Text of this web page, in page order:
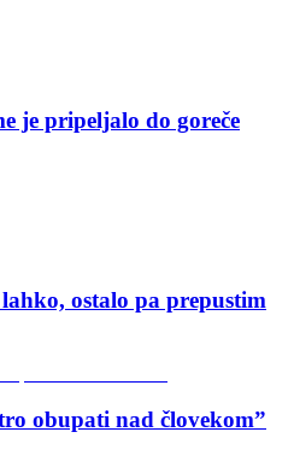
je pripeljalo do goreče
ostalo pa prepustim
obupati nad človekom”